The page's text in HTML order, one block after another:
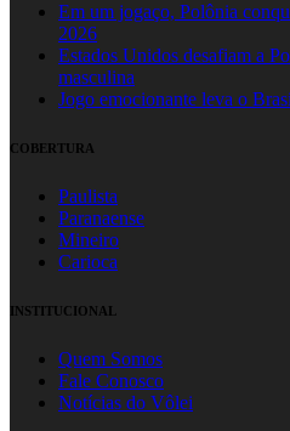
Em um jogaço, Polônia
2026
Estados Unidos desafiam a
masculina
Jogo emocionante leva o
COBERTURA
Paulista
Paranaense
Mineiro
Carioca
INSTITUCIONAL
Quem Somos
Fale Conosco
Notícias do Vôlei